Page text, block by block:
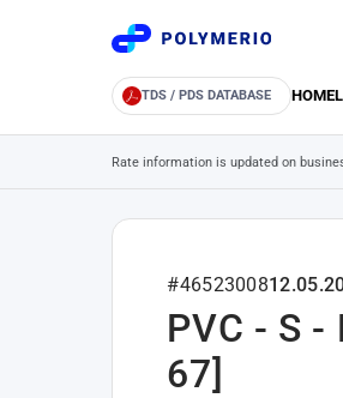
TDS / PDS DATABASE HOME
Rate information is updated on
#46523008
PVC - S -
67]